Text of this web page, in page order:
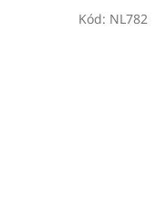
Kód: NL782